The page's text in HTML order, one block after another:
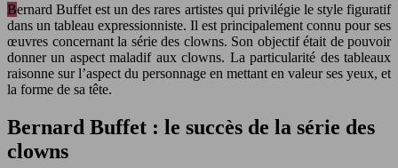
Bernard Buffet est un des rares artistes qui privilégie le style figuratif
dans un tableau expressionniste. Il est principalement connu pour ses
œuvres concernant la série des clowns. Son objectif était de pouvoir
donner un aspect maladif aux clowns. La particularité des tableaux
raisonne sur l’aspect du personnage en mettant en valeur ses yeux, et
la forme de sa tête.
Bernard Buffet : le succès de la série des
clowns